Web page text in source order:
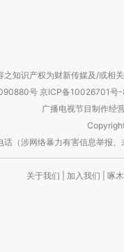
之知识产权为财新传媒及/或相
号京ICP备10026701号
广播电视节目制作经
话（涉网络暴力有害信息举
关于我们 加入我们 啄